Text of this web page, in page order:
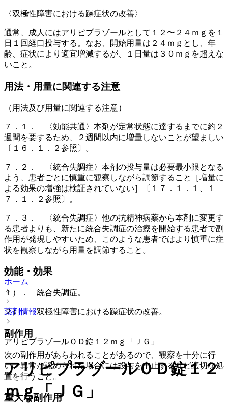
〈双極性障害における躁症状の改善〉
通常、成人にはアリピプラゾールとして１２〜２４ｍｇを１
日１回経口投与する。なお、開始用量は２４ｍｇとし、年
齢、症状により適宜増減するが、１日量は３０ｍｇを超えな
いこと。
用法・用量に関連する注意
（用法及び用量に関連する注意）
７．１． 〈効能共通〉本剤が定常状態に達するまでに約２
週間を要するため、２週間以内に増量しないことが望ましい
〔１６．１．２参照〕。
７．２． 〈統合失調症〉本剤の投与量は必要最小限となる
よう、患者ごとに慎重に観察しながら調節すること［増量に
よる効果の増強は検証されていない］〔１７．１．１、１
７．１．２参照〕。
７．３． 〈統合失調症〉他の抗精神病薬から本剤に変更す
る患者よりも、新たに統合失調症の治療を開始する患者で副
作用が発現しやすいため、このような患者ではより慎重に症
状を観察しながら用量を調節すること。
効能・効果
１）． 統合失調症。
２）． 双極性障害における躁症状の改善。
副作用
次の副作用があらわれることがあるので、観察を十分に行
い、異常が認められた場合には投与を中止するなど適切な処
置を行うこと。
重大な副作用
ホーム
薬剤情報
アリピプラゾールＯＤ錠１２ｍｇ「ＪＧ」
アリピプラゾールＯＤ錠１２
ｍｇ「ＪＧ」